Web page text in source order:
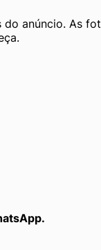
anúncio. As